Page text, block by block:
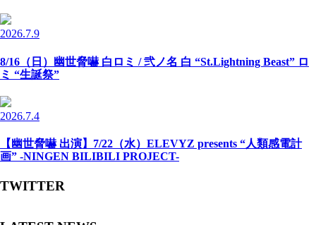
2026.7.9
8/16（日）幽世脅嚇 白ロミ / 弐ノ名 白 “St.Lightning Beast” ロ
ミ “生誕祭”
2026.7.4
【幽世脅嚇 出演】7/22（水）ELEVYZ presents “人類感電計
画” -NINGEN BILIBILI PROJECT-
TWITTER